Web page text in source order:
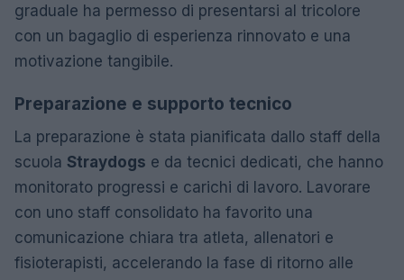
graduale ha permesso di presentarsi al tricolore
con un bagaglio di esperienza rinnovato e una
motivazione tangibile.
Preparazione e supporto tecnico
La preparazione è stata pianificata dallo staff della
scuola Straydogs e da tecnici dedicati, che hanno
monitorato progressi e carichi di lavoro. Lavorare
con uno staff consolidato ha favorito una
comunicazione chiara tra atleta, allenatori e
fisioterapisti, accelerando la fase di ritorno alle